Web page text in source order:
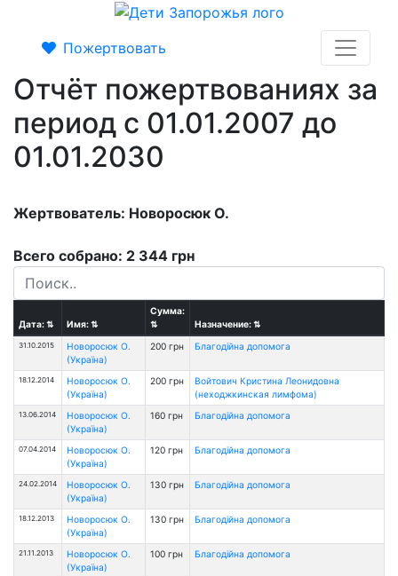
Пожертвовать
Отчёт пожертвованиях за
период с 01.01.2007 до
01.01.2030
Жертвователь: Новоросюк О.
Всего собрано: 2 344 грн
Дата:⇅ Имя:⇅
Сумма:
⇅
Назначение:⇅
31.10.2015
Новоросюк О.
(Україна)
200 грн Благодійна допомога
18.12.2014
Новоросюк О.
(Україна)
200 грн
Войтович Кристина Леонидовна
(неходжкинская лимфома)
13.06.2014
Новоросюк О.
(Україна)
160 грн Благодійна допомога
07.04.2014
Новоросюк О.
(Україна)
120 грн Благодійна допомога
24.02.2014
Новоросюк О.
(Україна)
130 грн Благодійна допомога
18.12.2013
Новоросюк О.
(Україна)
130 грн Благодійна допомога
21.11.2013
Новоросюк О.
(Україна)
100 грн Благодійна допомога